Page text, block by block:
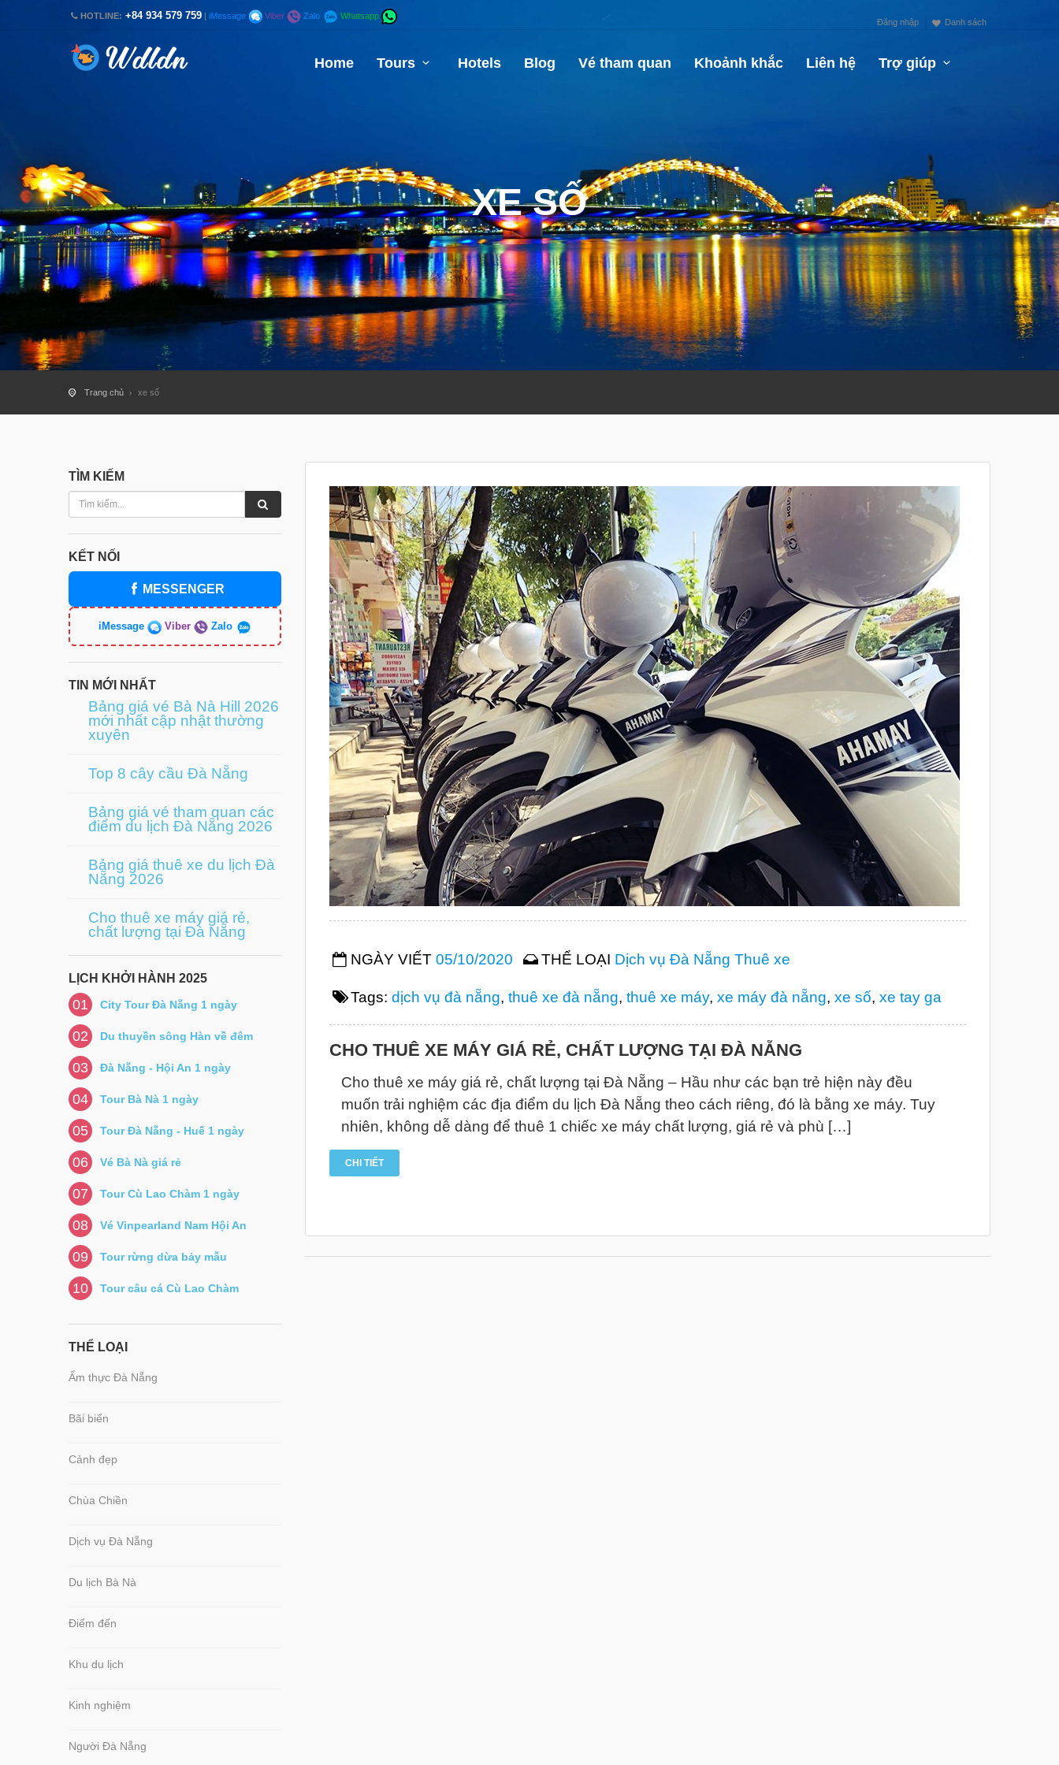
HOTLINE: +84 934 579 759 |iMessage Viber Zalo Whatsapp
Đăng nhập Danh sách
Home Tours Hotels Blog Vé tham quan Khoảnh khắc Liên hệ Trợ giúp
XE SỐ
Trang chủ xe số
TÌM KIẾM
KẾT NỐI
MESSENGER
iMessage Viber Zalo
TIN MỚI NHẤT
Bảng giá vé Bà Nà Hill 2026
mới nhất cập nhật thường
xuyên
Top 8 cây cầu Đà Nẵng
Bảng giá vé tham quan các
điểm du lịch Đà Nẵng 2026
Bảng giá thuê xe du lịch Đà
Nẵng 2026
Cho thuê xe máy giá rẻ,
chất lượng tại Đà Nẵng
LỊCH KHỞI HÀNH 2025
01 City Tour Đà Nẵng 1 ngày
02 Du thuyền sông Hàn về đêm
03 Đà Nẵng - Hội An 1 ngày
04 Tour Bà Nà 1 ngày
05 Tour Đà Nẵng - Huế 1 ngày
06 Vé Bà Nà giá rẻ
07 Tour Cù Lao Chàm 1 ngày
08 Vé Vinpearland Nam Hội An
09 Tour rừng dừa bảy mẫu
10 Tour câu cá Cù Lao Chàm
THỂ LOẠI
Ẩm thực Đà Nẵng
Bãi biển
Cảnh đẹp
Chùa Chiền
Dịch vụ Đà Nẵng
Du lịch Bà Nà
Điểm đến
Khu du lịch
Kinh nghiệm
Người Đà Nẵng
NGÀY VIẾT 05/10/2020 THỂ LOẠI Dịch vụ Đà Nẵng Thuê xe
Tags: dịch vụ đà nẵng, thuê xe đà nẵng, thuê xe máy, xe máy đà nẵng, xe số, xe tay ga
CHO THUÊ XE MÁY GIÁ RẺ, CHẤT LƯỢNG TẠI ĐÀ NẴNG
Cho thuê xe máy giá rẻ, chất lượng tại Đà Nẵng – Hầu như các bạn trẻ hiện này đều
muốn trải nghiệm các địa điểm du lịch Đà Nẵng theo cách riêng, đó là bằng xe máy. Tuy
nhiên, không dễ dàng để thuê 1 chiếc xe máy chất lượng, giá rẻ và phù […]
CHI TIẾT